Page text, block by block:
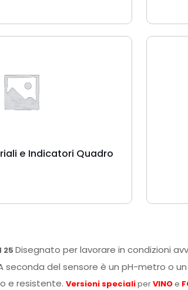
e Indicatori Quadro
25Disegnato per lavorare in condizioni
seconda del sensore è un pH-metro o
e resistente.Versioni specialiperVINOe